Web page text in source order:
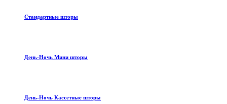
Стандартные шторы
День-Ночь Мини шторы
День-Ночь Кассетные шторы